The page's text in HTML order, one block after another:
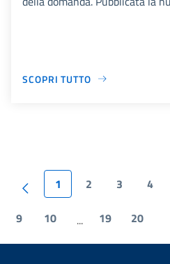
SCOPRI TUTTO
1 2 3 4
9 10 ... 19 20